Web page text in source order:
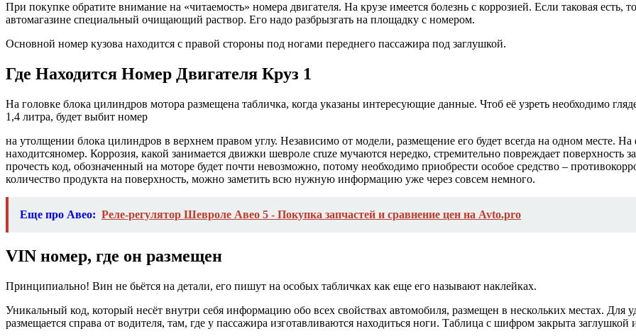
При покупке обратите внимание на «читаемость» номера двигателя. На крузе имеется болезнь с коррозией. Если таковая есть,
автомагазине специальный очищающий раствор. Его надо разбрызгать на площадку с номером.
Основной номер кузова находится с правой стороны под ногами переднего пассажира под заглушкой.
Где Находится Номер Двигателя Круз 1
На головке блока цилиндров мотора размещена табличка, когда указаны интересующие данные. Чтоб её узреть необходимо
1,4 литра, будет выбит номер
на утолщении блока цилиндров в верхнем правом углу. Независимо от модели, размещение его будет всегда на одном месте. На
находитсяномер. Коррозия, какой занимается движки шевроле cruze мучаются нередко, стремительно повреждает поверхность
прочесть код, обозначенный на моторе будет почти невозможно, потому необходимо приобрести особое средство –
количество продукта на поверхность, можно заметить всю нужную информацию уже через совсем немного.
Еще про Авео: Реле-регулятор Шевроле Авео 5 - Покупка запчастей и сравнение цен на Avto.pro
VIN номер, где он размещен
Принципиально! Вин не бьётся на детали, его пишут на особых табличках как еще его называют наклейках.
Уникальный код, который несёт внутри себя информацию обо всех свойствах автомобиля, размещен в нескольких местах. Для
размещается справа от водителя, там, где у пассажира изготавливаются находиться ноги. Таблица с шифром закрыта заглушкой